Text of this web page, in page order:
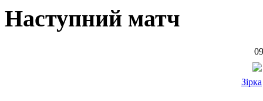
Наступний матч
Зірка